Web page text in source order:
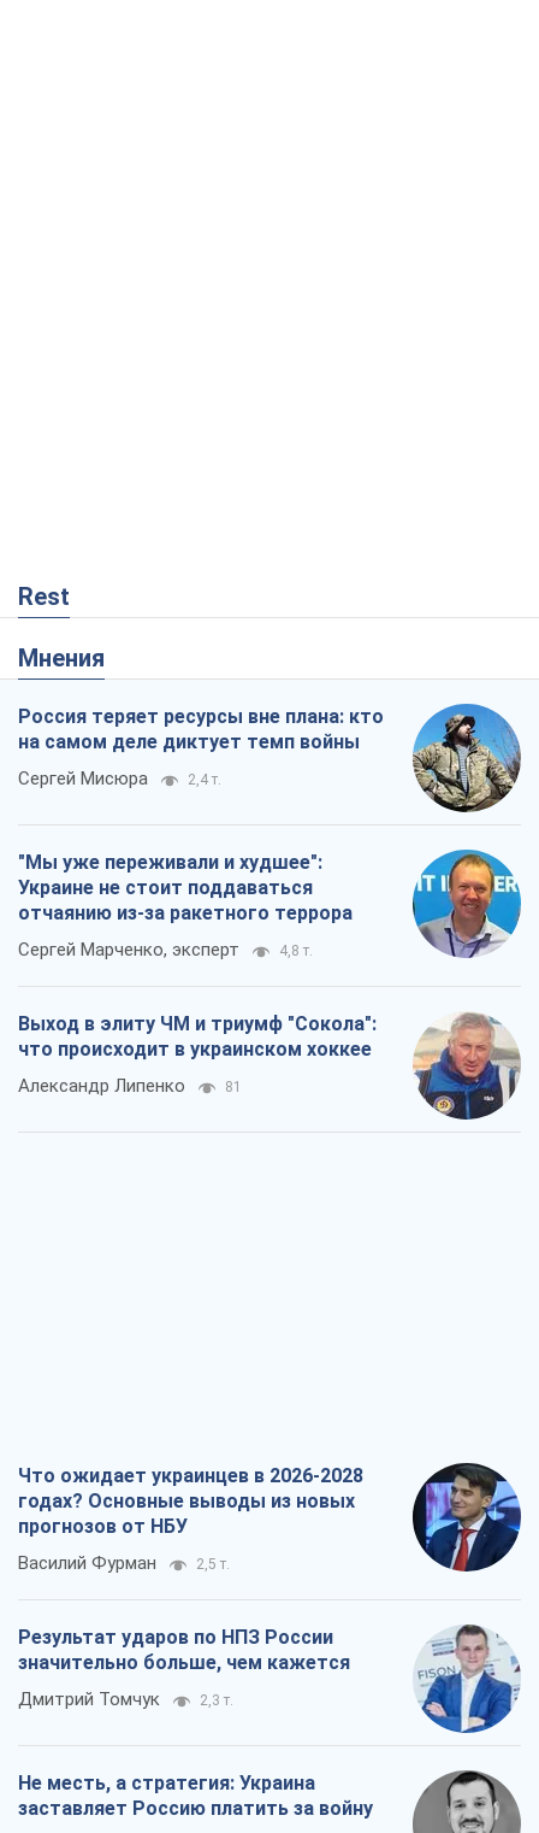
Rest
Мнения
Россия теряет ресурсы вне плана: кто
на самом деле диктует темп войны
Сергей Мисюра 2,4 т.
"Мы уже переживали и худшее":
Украине не стоит поддаваться
отчаянию из-за ракетного террора
Сергей Марченко, эксперт 4,8 т.
Выход в элиту ЧМ и триумф "Сокола":
что происходит в украинском хоккее
Александр Липенко 81
Что ожидает украинцев в 2026-2028
годах? Основные выводы из новых
прогнозов от НБУ
Василий Фурман 2,5 т.
Результат ударов по НПЗ России
значительно больше, чем кажется
Дмитрий Томчук 2,3 т.
Не месть, а стратегия: Украина
заставляет Россию платить за войну